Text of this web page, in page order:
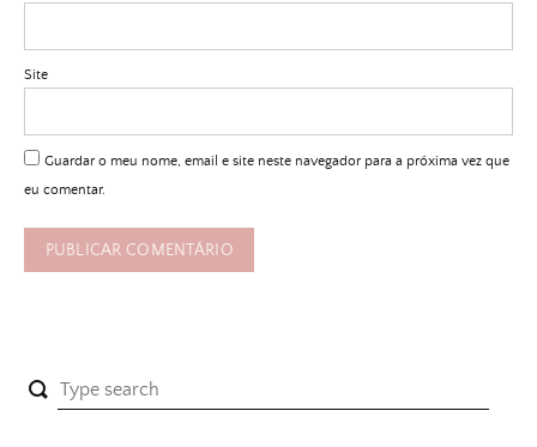
Site
Guardar o meu nome, email e site neste navegador para a próxima vez que
eu comentar.